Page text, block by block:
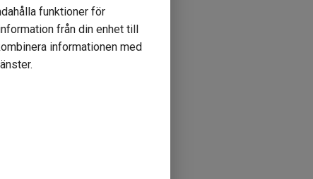
funktioner för
från din enhet till
informationen med